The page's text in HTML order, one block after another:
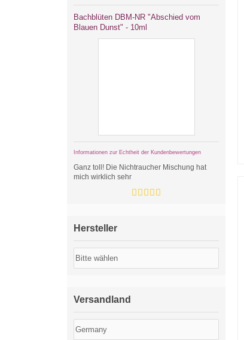
Bachblüten DBM-NR "Abschied vom
Blauen Dunst" - 10ml
Informationen zur Echtheit der Kundenbewertungen
Ganz toll! Die Nichtraucher Mischung hat
mich wirklich sehr
Hersteller
Versandland